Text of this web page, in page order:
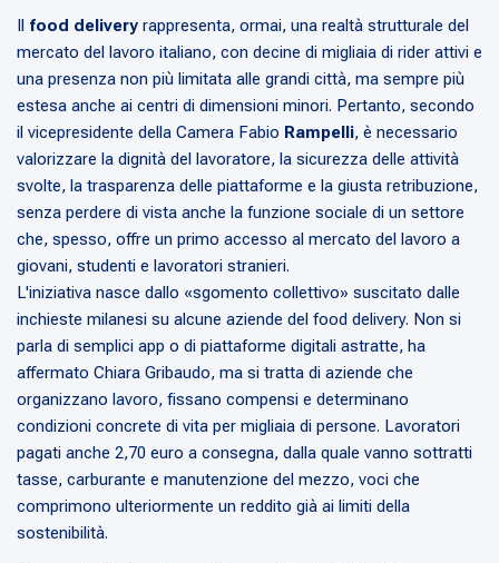
Il food delivery rappresenta, ormai, una realtà strutturale del
mercato del lavoro italiano, con decine di migliaia di rider attivi e
una presenza non più limitata alle grandi città, ma sempre più
estesa anche ai centri di dimensioni minori. Pertanto, secondo
il vicepresidente della Camera Fabio Rampelli, è necessario
valorizzare la dignità del lavoratore, la sicurezza delle attività
svolte, la trasparenza delle piattaforme e la giusta retribuzione,
senza perdere di vista anche la funzione sociale di un settore
che, spesso, offre un primo accesso al mercato del lavoro a
giovani, studenti e lavoratori stranieri.
L'iniziativa nasce dallo «sgomento collettivo» suscitato dalle
inchieste milanesi su alcune aziende del food delivery. Non si
parla di semplici app o di piattaforme digitali astratte, ha
affermato Chiara Gribaudo, ma si tratta di aziende che
organizzano lavoro, fissano compensi e determinano
condizioni concrete di vita per migliaia di persone. Lavoratori
pagati anche 2,70 euro a consegna, dalla quale vanno sottratti
tasse, carburante e manutenzione del mezzo, voci che
comprimono ulteriormente un reddito già ai limiti della
sostenibilità.